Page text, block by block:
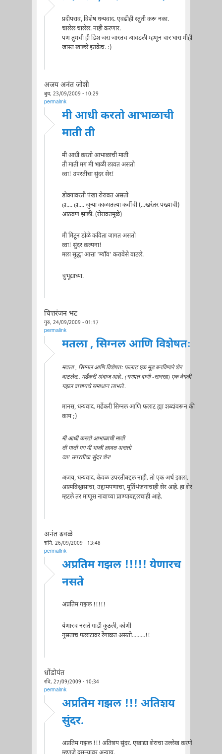
प्रदीपराव, विशेष धन्यवाद. एवढीही स्तुती करू नका.
चालेल चालेल. नाही करणार.
पण तुमची ही डिश जरा जास्तच आवडली म्हणून चार घास मीही
जास्त खाल्ले इतकेच. :)
अजय अनंत जोशी
बुध, 23/09/2009 - 10:29
permalink
मी आधी करतो आभाळाची
माती ती
मी आधी करतो आभाळाची माती
ती माती मग मी भाळी लावत असतो
व्वा! उपरतीचा सुंदर शेर!
डोक्यावरती पंखा रोरावत असतो
हा.... हा.... जुन्या काळातल्या कवींची (...खरेतर पंख्यांची)
आठवण झाली. (रोरावतमुळे)
मी मिटून डोळे कविता जागत असतो
व्वा! सुंदर कल्पना!
मला सुद्धा आत्ता 'म्याँव' करावेसे वाटले.
चुभूद्याघ्या.
चित्तरंजन भट
गुरु, 24/09/2009 - 01:17
permalink
मतला , सिग्नल आणि विशेषतः
मतला , सिग्नल आणि विशेषतः फलाट एक मूड बनविणारे शेर
वाटलेत.. मर्ढेकरी अंदाज आहे.. (गणपत वाणी -सारखा) एक वेगळी
गझल वाचायचे समाधान लाभले..
मानस, धन्यवाद. मर्ढेकरी सिग्नल आणि फलाट ह्या शब्दांवरून की
काय ;)
मी आधी करतो आभाळाची माती
ती माती मग मी भाळी लावत असतो
व्वा! उपरतीचा सुंदर शेर!
अजय, धन्यवाद. केवळ उपरतीबद्दल नाही. तो एक अर्थ झाला.
आत्मविश्वासाचा, उद्दामपणाचा, मूर्तिभंजनाचाही शेर आहे. हा शेर
म्हटले तर माणूस नावाच्या प्राण्याबद्दलचाही आहे.
अनंत ढवळे
शनि, 26/09/2009 - 13:48
permalink
अप्रतिम गझल !!!!! येणारच
नसते
अप्रतिम गझल !!!!!
येणारच नसते गाडी कुठली, कोणी
नुसताच फलाटावर रेंगाळत असतो.........!!
धोंडोपंत
रवि, 27/09/2009 - 10:34
permalink
अप्रतिम गझल !!! अतिशय
सुंदर.
अप्रतिम गझल !!! अतिशय सुंदर. एखाद्या शेराचा उल्लेख करणे